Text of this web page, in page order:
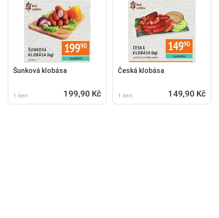
Šunková klobása
1 den 199,90 Kč
Česká klobása
1 den 149,90 Kč